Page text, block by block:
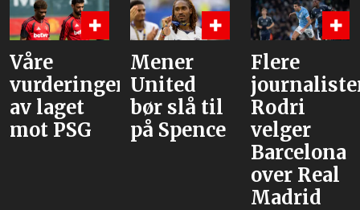
Våre
vurderinger
av laget
mot PSG
Mener
United
bør slå til
på Spence
Flere
Rodri
velger
Barcelona
over Real
Madrid